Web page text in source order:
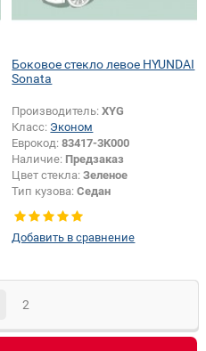
Боковое стекло левое HYUNDAI
Sonata
Производитель:XYG
Класс: Эконом
Еврокод:83417-3K000
Наличие: Предзаказ
Цвет стекла:Зеленое
Тип кузова:Седан
Добавить в сравнение
2